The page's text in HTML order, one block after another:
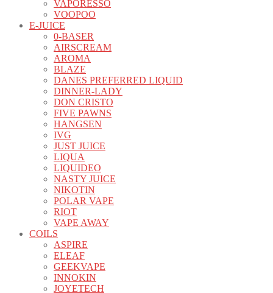
VAPORESSO
VOOPOO
E-JUICE
0-BASER
AIRSCREAM
AROMA
BLAZE
DANES PREFERRED LIQUID
DINNER-LADY
DON CRISTO
FIVE PAWNS
HANGSEN
IVG
JUST JUICE
LIQUA
LIQUIDEO
NASTY JUICE
NIKOTIN
POLAR VAPE
RIOT
VAPE AWAY
COILS
ASPIRE
ELEAF
GEEKVAPE
INNOKIN
JOYETECH